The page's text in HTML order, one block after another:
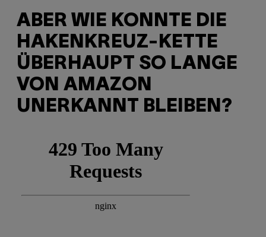
ABER WIE KONNTE DIE
HAKENKREUZ-KETTE
ÜBERHAUPT SO LANGE
VON AMAZON
UNERKANNT BLEIBEN?